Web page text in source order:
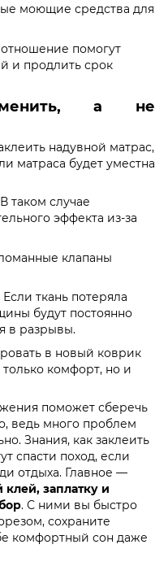
моющие средства для
помогут
и продлить срок
а не
надувной матрас,
матраса будет уместна
таком случае
эффекта из-за
клапаны
ткань потеряла
будут постоянно
в разрывы.
в новый коврик
комфорт, но и
поможет сберечь
ведь много проблем
Знания, как заклеить
спасти поход, если
отдыха. Главное —
заплатку и
. С ними вы быстро
сохраните
комфортный сон даже